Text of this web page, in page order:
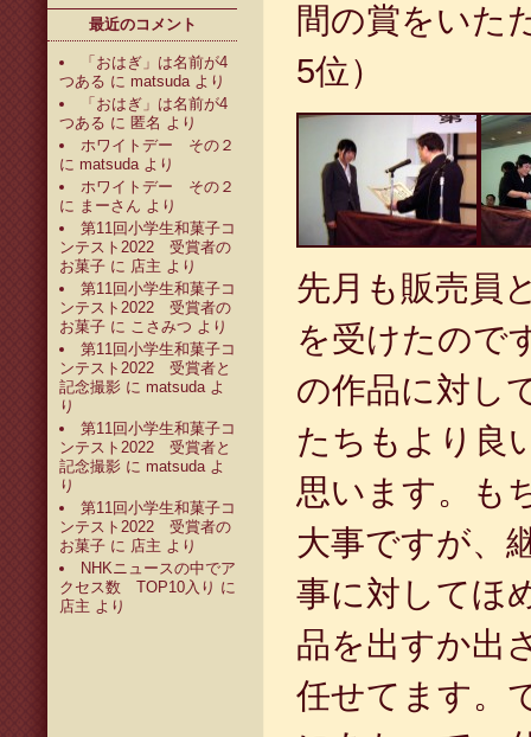
最近のコメント
「おはぎ」は名前が4
つある に matsudaより
「おはぎ」は名前が4
つある に 匿名 より
ホワイトデー その２
に matsudaより
ホワイトデー その２
に まーさん より
第11回小学生和菓子コ
ンテスト2022 受賞者の
お菓子 に 店主 より
第11回小学生和菓子コ
ンテスト2022 受賞者の
お菓子 に こさみつ より
第11回小学生和菓子コ
ンテスト2022 受賞者と
記念撮影 に matsudaよ
り
第11回小学生和菓子コ
ンテスト2022 受賞者と
記念撮影 に matsudaよ
り
第11回小学生和菓子コ
ンテスト2022 受賞者の
お菓子 に 店主 より
NHKニュースの中でア
クセス数 TOP10入り に
店主 より
間の賞をいた
5位）
先月も販売員
を受けたので
の作品に対し
たちもより良
思います。も
大事ですが、
事に対してほ
品を出すか出
任せてます。